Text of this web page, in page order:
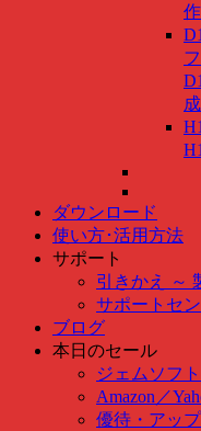
ダウンロード
使い方･活用方法
サポート
引きかえ ～
サポートセ
ブログ
本日のセール
ジェムソフ
Amazon ／
優待・アッ